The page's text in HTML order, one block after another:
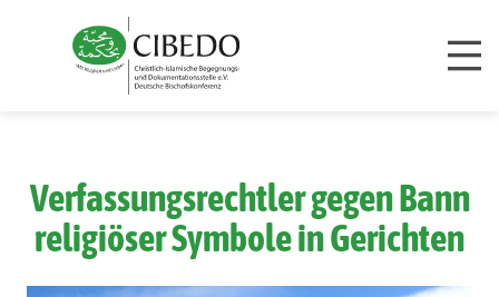
Verfassungsrechtler gegen Bann
religiöser Symbole in Gerichten